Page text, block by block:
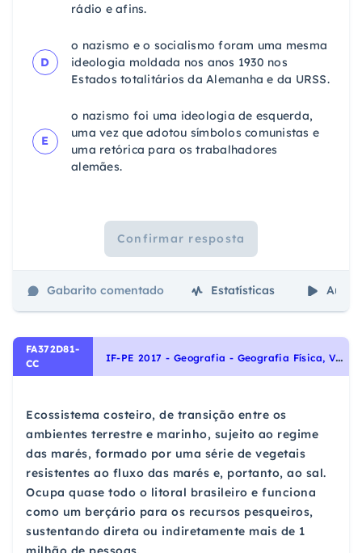
rádio e afins.
D
o nazismo e o socialismo foram uma mesma
ideologia moldada nos anos 1930 nos
Estados totalitários da Alemanha e da URSS.
E
o nazismo foi uma ideologia de esquerda,
uma vez que adotou símbolos comunistas e
uma retórica para os trabalhadores
alemães.
Confirmar resposta
Gabarito comentado Estatísticas Aulas
FA372D81-
CC
I
F-PE 2017 - Geografia - Geografia Física, Vegetação
Ecossistema costeiro, de transição entre os
ambientes terrestre e marinho, sujeito ao regime
das marés, formado por uma série de vegetais
resistentes ao fluxo das marés e, portanto, ao sal.
Ocupa quase todo o litoral brasileiro e funciona
como um berçário para os recursos pesqueiros,
sustentando direta ou indiretamente mais de 1